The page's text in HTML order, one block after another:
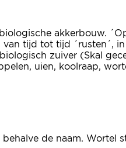
akkerbouw.
tijd tot tijd ´rusten´,
zuiver (Skal
uien, koolraap,
de naam.